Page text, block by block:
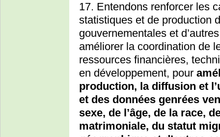
17. Entendons renforcer les
statistiques et de production
gouvernementales et
améliorer la coordination de
ressources financières,
en développement, pour
production, la diffusion et
et des données genrées
sexe, de l’âge, de la race,
matrimoniale, du statut